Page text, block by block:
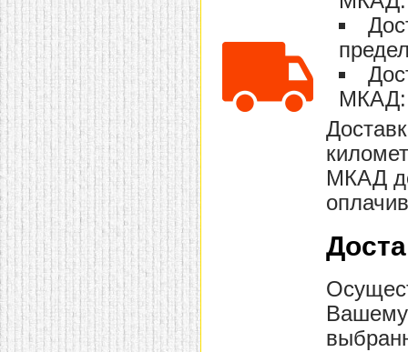
домашнем использовании.
Эта мебель имеет
некоторые преимущества
перед той же стенкой для
гостиной, к примеру,
поскольку она более
легкая и не загромождает
пространство. В спальне
этот предмет можно
поставить у изголовья
кровати, чтобы заполнить
пустующее там
место. Также стеллажи
очень часто используют в
качестве разграничителей
комнаты, например, на
рабочую зону и
пространство для отдыха.
Особенно это актуально
для однокомнатных
квартир.
МКАД:
МКАД
Вашему